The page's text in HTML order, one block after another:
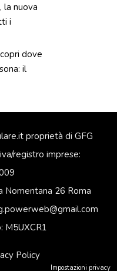
nuova
i
dove
il
proprietà di GFG
registro imprese:
Nomentana 26 Roma
M5UXCR1
Policy
Impostazioni privacy